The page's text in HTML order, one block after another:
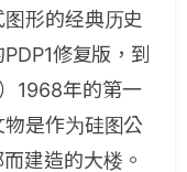
形的经典历史
修复版，到
1968年的第一
是作为硅图公
建造的大楼。